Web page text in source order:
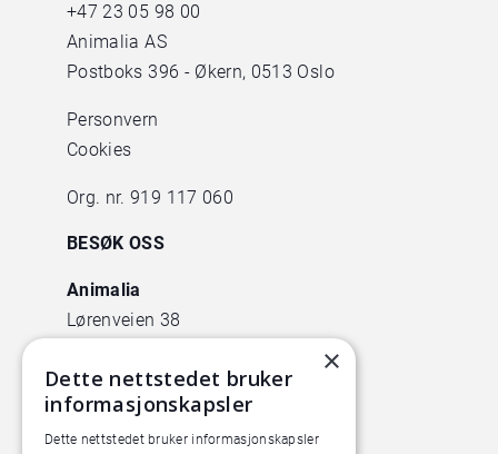
+47 23 05 98 00
Animalia AS
Postboks 396 - Økern, 0513 Oslo
Personvern
Cookies
Org. nr. 919 117 060
BESØK OSS
Animalia
Lørenveien 38
Pilotanlegget
×
Dette nettstedet bruker
informasjonskapsler
Dette nettstedet bruker informasjonskapsler